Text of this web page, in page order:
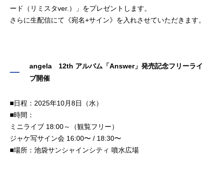
ード（リミスタver.）」をプレゼントします。
さらに生配信にて《宛名+サイン》を入れさせていただきます。
angela 12th アルバム「Answer」発売記念フリーライ
ブ開催
■日程：2025年10月8日（水）
■時間：
ミニライブ 18:00～（観覧フリー）
ジャケ写サイン会 16:00〜 / 18:30〜
■場所：池袋サンシャインシティ 噴水広場